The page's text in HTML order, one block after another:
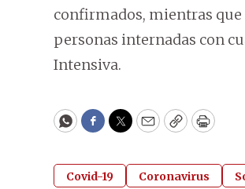
confirmados, mientras que
personas internadas con
Intensiva.
WhatsApp
Facebook
Twitter
EmailCopyPrint
Covid-19 Coronavirus